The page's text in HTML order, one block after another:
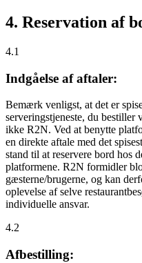
4. Reservation af
4.1
Indgåelse af aftaler:
Bemærk venligst, at det er
serveringstjeneste, du bestiller
ikke R2N. Ved at benytte
en direkte aftale med det
stand til at reservere bord hos
platformene. R2N formidler
gæsterne/brugerne, og kan
oplevelse af selve
individuelle ansvar.
4.2
Afbestilling: